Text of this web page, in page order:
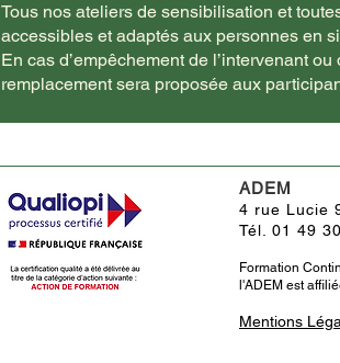
Tous nos ateliers de sensibilisation et
accessibles et adaptés aux personnes en
En cas d’empêchement de l’intervenant
remplacement sera proposée aux
ADEM
4 rue Lucie
Tél. 01 49
Formation
l'ADEM est
Mentions